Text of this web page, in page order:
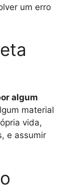
um erro
algum
material
vida,
e assumir